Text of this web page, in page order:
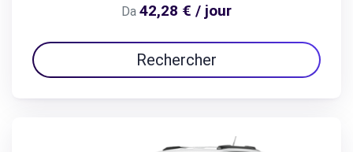
Da 42,28 € / jour
Rechercher